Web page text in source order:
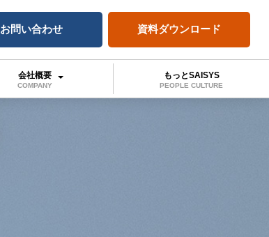
お問い合わせ 資料ダウンロード
会社概要
COMPANY
もっとSAISYS
PEOPLE CULTURE